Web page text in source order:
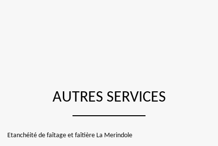
AUTRES SERVICES
Etanchéité de faîtage et faîtière La Merindole